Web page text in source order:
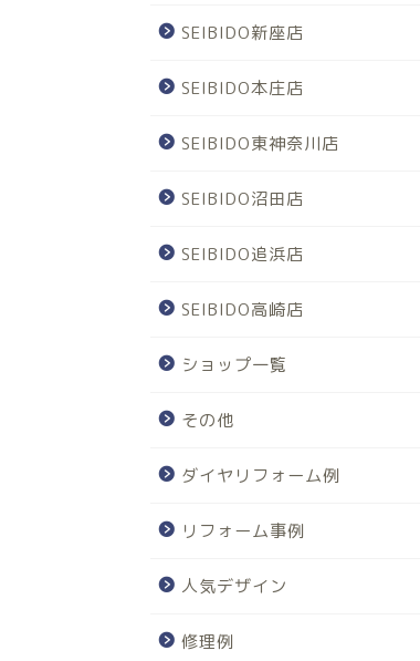
SEIBIDO新座店
SEIBIDO本庄店
SEIBIDO東神奈川店
SEIBIDO沼田店
SEIBIDO追浜店
SEIBIDO高崎店
ショップ一覧
その他
ダイヤリフォーム例
リフォーム事例
人気デザイン
修理例